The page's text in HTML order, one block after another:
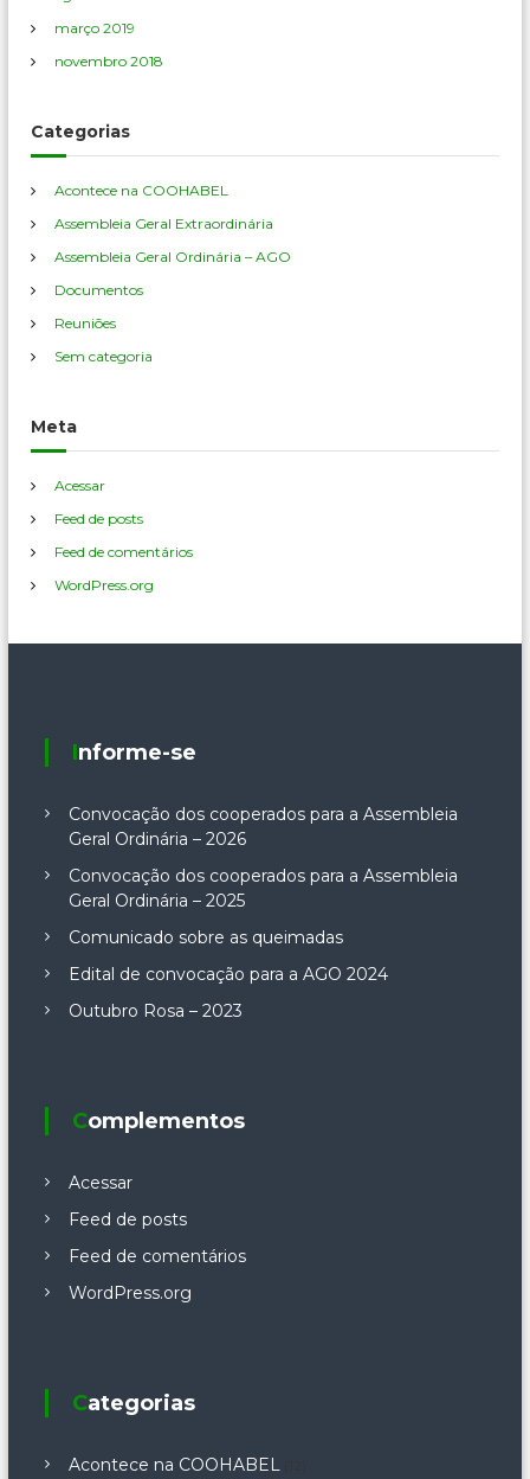
março 2019
novembro 2018
Categorias
Acontece na COOHABEL
Assembleia Geral Extraordinária
Assembleia Geral Ordinária – AGO
Documentos
Reuniões
Sem categoria
Meta
Acessar
Feed de posts
Feed de comentários
WordPress.org
Informe-se
Convocação dos cooperados para a Assembleia
Geral Ordinária – 2026
Convocação dos cooperados para a Assembleia
Geral Ordinária – 2025
Comunicado sobre as queimadas
Edital de convocação para a AGO 2024
Outubro Rosa – 2023
Complementos
Acessar
Feed de posts
Feed de comentários
WordPress.org
Categorias
Acontece na COOHABEL